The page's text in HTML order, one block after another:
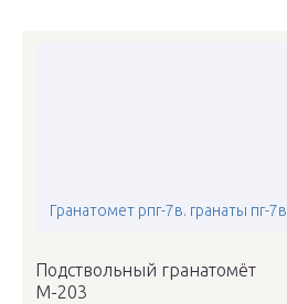
Гранатомет рпг-7в. гранаты пг-7в
Подствольный гранатомёт
M-203